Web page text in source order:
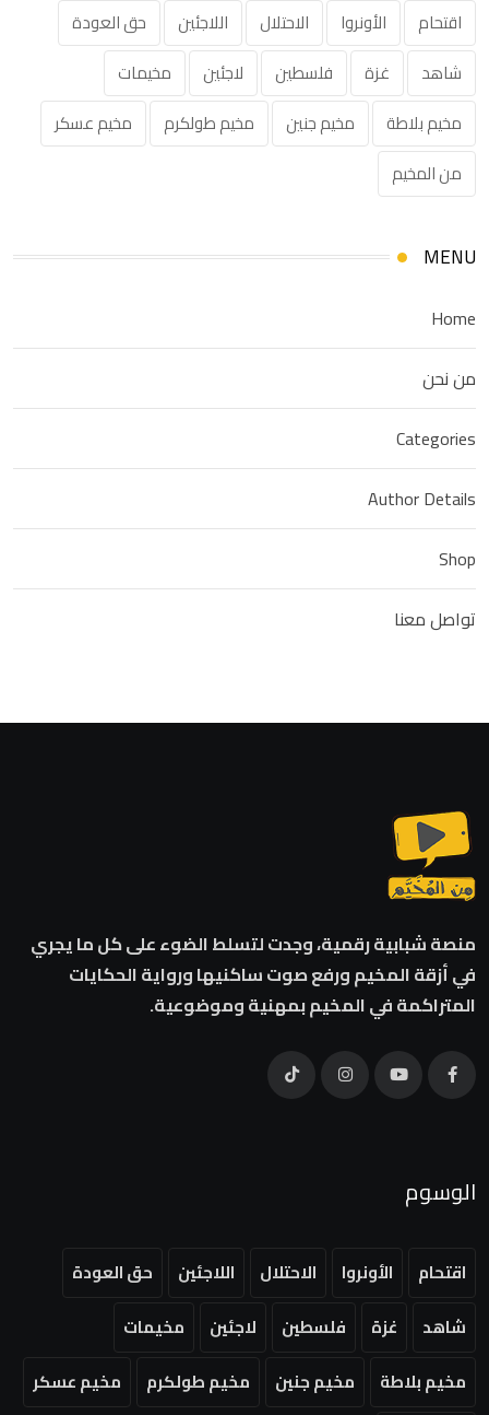
اقتحام الأونروا الاحتلال اللاجئين
حق العودة
شاهد
غزة فلسطين لاجئين
مخيمات
مخيم بلاطة
مخيم جنين مخيم طولكرم
مخيم عسكر
من المخيم
MENU
Home
من نحن
Categories
Author Details
Shop
تواصل معنا
منصة شبابية رقمية، وجدت لتسلط الضوء على كل ما يجري
في أزقة المخيم ورفع صوت ساكنيها ورواية الحكايات
المتراكمة في المخيم بمهنية وموضوعية.
الوسوم
اقتحام الأونروا الاحتلال اللاجئين
حق العودة
شاهد
غزة فلسطين لاجئين
مخيمات
مخيم بلاطة
مخيم جنين مخيم طولكرم مخيم عسكر